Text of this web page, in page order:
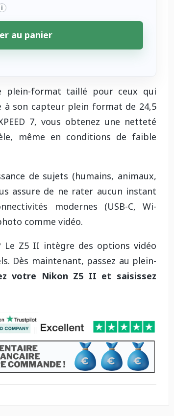
i
au panier
plein-format taillé pour ceux qui
à son capteur plein format de 24,5
7, vous obtenez une netteté
même en conditions de faible
de sujets (humains, animaux,
assure de ne rater aucun instant
modernes (USB-C, Wi-
comme vidéo.
Le Z5 II intègre des options vidéo
Dès maintenant, passez au plein-
votre Nikon Z5 II et saisissez